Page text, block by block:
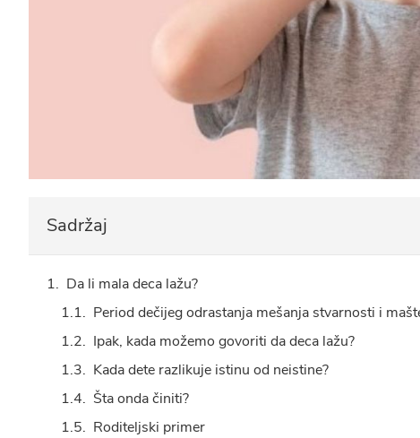
Sadržaj
Da li mala deca lažu?
Period dečijeg odrastanja mešanja stvarnosti i
Ipak, kada možemo govoriti da deca lažu?
Kada dete razlikuje istinu od neistine?
Šta onda činiti?
Roditeljski primer